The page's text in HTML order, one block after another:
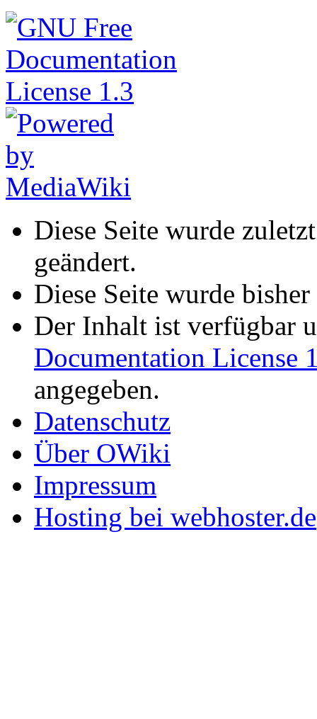
Diese Seite wurde
geändert.
Diese Seite wurde
Der Inhalt ist verfügbar
Documentation License
angegeben.
Datenschutz
Über OWiki
Impressum
Hosting bei webhoster.de